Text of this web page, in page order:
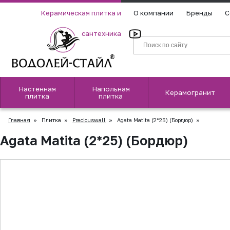
Керамическая плитка и
сантехника
О компании Бренды
Настенная
плитка
Напольная
плитка
Керамогранит
Главная » Плитка » Preciouswall » Agata Matita (2*25) (Бордюр) »
Agata Matita (2*25) (Бордюр)